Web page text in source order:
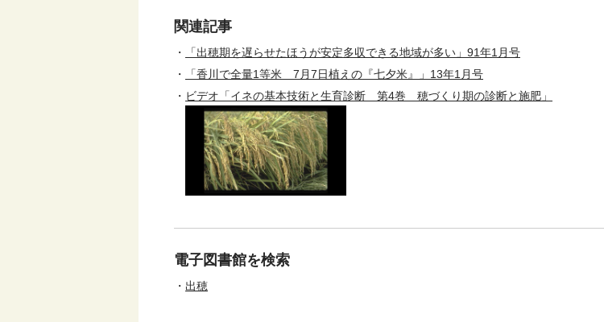
関連記事
「出穂期を遅らせたほうが安定多収できる地域が多い」91年1月号
「香川で全量1等米 7月7日植えの『七夕米』」13年1月号
ビデオ「イネの基本技術と生育診断 第4巻 穂づくり期の診断と施肥」
電子図書館を検索
出穂